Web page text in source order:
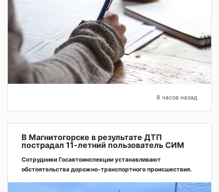
8 часов назад
В Магнитогорске в результате ДТП
пострадал 11-летний пользователь СИМ
Сотрудники Госавтоинспекции устанавливают
обстоятельства дорожно-транспортного происшествия.